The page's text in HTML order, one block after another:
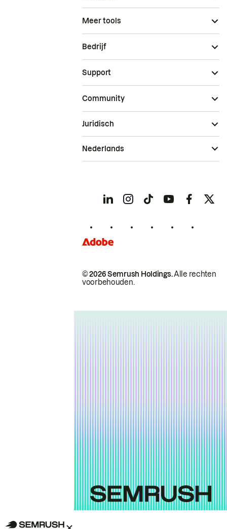
Meer tools
Bedrijf
Support
Community
© 2026 Semrush Holdings.Alle rechten
voorbehouden.
Juridisch
Nederlands